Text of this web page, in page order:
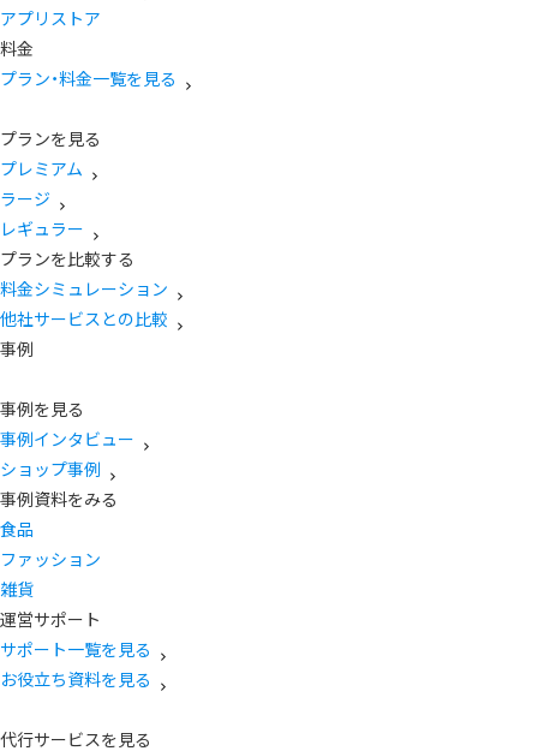
アプリストア
料金
プラン・料金一覧を見る
プランを見る
プレミアム
ラージ
レギュラー
プランを比較する
料金シミュレーション
他社サービスとの比較
事例
事例を見る
事例インタビュー
ショップ事例
事例資料をみる
食品
ファッション
雑貨
運営サポート
サポート一覧を見る
お役立ち資料を見る
代行サービスを見る